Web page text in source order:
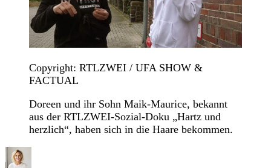
Copyright: RTLZWEI / UFA SHOW &
FACTUAL
Doreen und ihr Sohn Maik-Maurice, bekannt
aus der RTLZWEI-Sozial-Doku „Hartz und
herzlich“, haben sich in die Haare bekommen.